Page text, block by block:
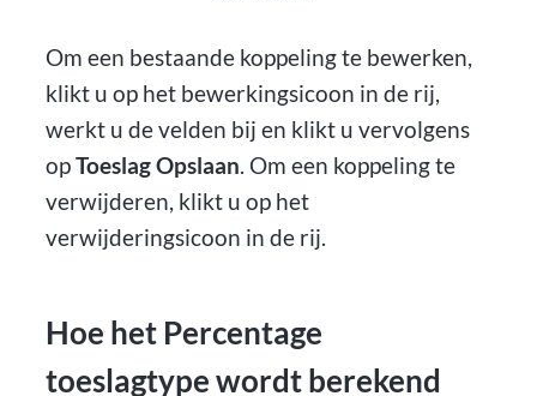
Om een bestaande koppeling te bewerken,
klikt u op het bewerkingsicoon in de rij,
werkt u de velden bij en klikt u vervolgens
opToeslag Opslaan. Om een koppeling te
verwijderen, klikt u op het
verwijderingsicoon in de rij.
Hoe het Percentage
toeslagtype wordt berekend